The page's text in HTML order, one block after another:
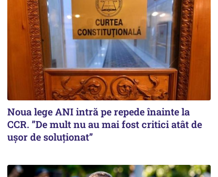
Noua lege ANI intră pe repede înainte la
CCR. ”De mult nu au mai fost critici atât de
ușor de soluționat”